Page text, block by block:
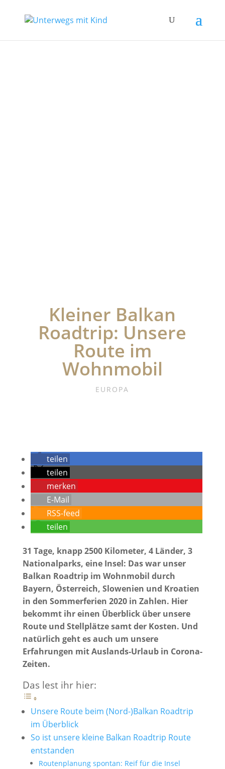
Kleiner Balkan
Roadtrip: Unsere
Route im
Wohnmobil
EUROPA
teilen
teilen
merken
E-Mail
RSS-feed
teilen
31 Tage, knapp 2500 Kilometer, 4 Länder, 3
Nationalparks, eine Insel: Das war unser
Balkan Roadtrip im Wohnmobil durch
Bayern, Österreich, Slowenien und Kroatien
in den Sommerferien 2020 in Zahlen. Hier
bekommt ihr einen Überblick über unsere
Route und Stellplätze samt der Kosten. Und
natürlich geht es auch um unsere
Erfahrungen mit Auslands-Urlaub in Corona-
Zeiten.
Das lest ihr hier:
Unsere Route beim (Nord-)Balkan Roadtrip
im Überblick
So ist unsere kleine Balkan Roadtrip Route
entstanden
Routenplanung spontan: Reif für die Insel